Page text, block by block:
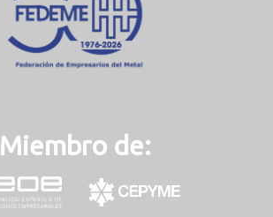
Miembro de: